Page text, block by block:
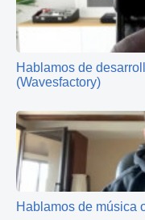
Hablamos de
(Wavesfactory)
Hablamos de música